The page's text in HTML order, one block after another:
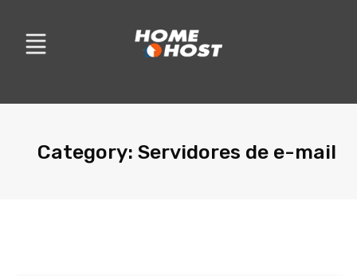
Category: Servidores de e-mail